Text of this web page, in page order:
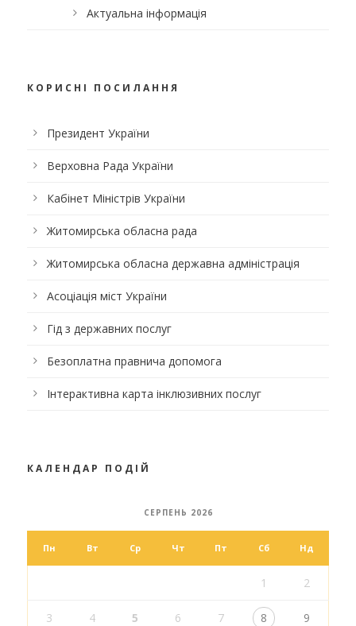
Актуальна інформація
КОРИСНІ ПОСИЛАННЯ
Президент України
Верховна Рада України
Кабінет Міністрів України
Житомирська обласна рада
Житомирська обласна державна адміністрація
Асоціація міст України
Гід з державних послуг
Безоплатна правнича допомога
Інтерактивна карта інклюзивних послуг
КАЛЕНДАР ПОДІЙ
СЕРПЕНЬ 2026
Пн Вт Ср Чт Пт Сб Нд
1 2
3 4 5 6 7 8 9